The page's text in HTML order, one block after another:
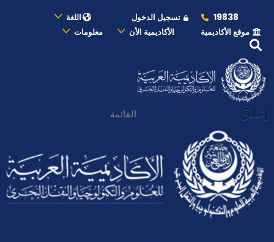
19838 تسجيل الدخول
اللغة
موقع الأكاديمية
الأكاديمية الأن معلومات
إغلاق القائمة